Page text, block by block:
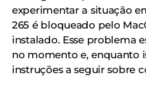
experimentar a situação
265 é bloqueado pelo
instalado. Esse problema
no momento e, enquanto
instruções a seguir sobre